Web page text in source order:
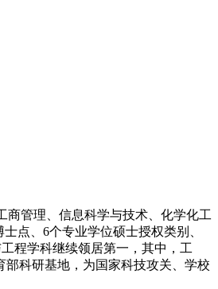
商管理、信息科学与技术、化学化工
点、6个专业学位硕士授权类别、
程学科继续领居第一，其中，工
科研基地，为国家科技攻关、学校